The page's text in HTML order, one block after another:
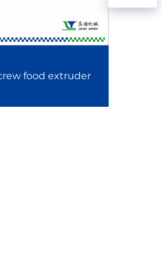
высокую точность
продуктов и
и скрученных
текстурой
закусок,
food extruder